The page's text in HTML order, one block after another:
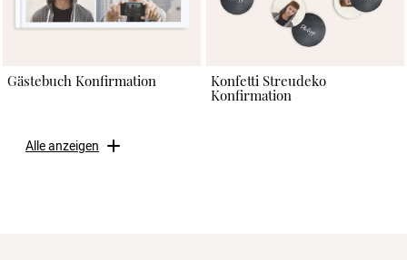
Gästebuch Konfirmation
Konfetti Streudeko
Konfirmation
Alle anzeigen